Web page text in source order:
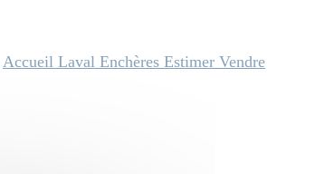
Accueil Laval Enchères Estimer Vendre